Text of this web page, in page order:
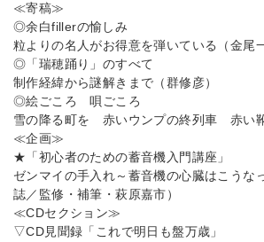
≪寄稿≫
◎余白fillerの愉しみ
粒よりの名人がお得意を弾いている（金尾
◎「瑞穂踊り」のすべて
制作経緯から謎解きまで（群修彦）
◎絵ごころ 唄ごころ
雪の降る町を 赤いウンプの終列車 赤い靴
≪企画≫
★「初心者のための蓄音機入門講座」
ゼンマイの手入れ～蓄音機の心臓はこうな
誌／監修・補筆・萩原嘉市）
≪CDセクション≫
▽CD見聞録「これで明日も盤万歳」